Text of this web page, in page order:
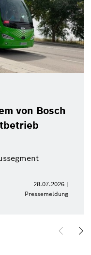
von Bosch
28.07.2026 |
Pressemeldung